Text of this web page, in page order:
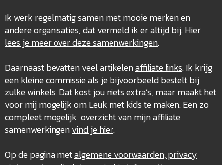
Ik werk regelmatig samen met mooie merken en
andere organisaties, dat vermeld ik er altijd bij.Hier
lees je meer over dezesamenwerkingen.
Daarnaast bevatten veel artikelenaffiliate links. Ik krijg
een kleine commissie als je bijvoorbeeld bestelt bij
zulke winkels. Dat kost jou niets extra’s, maar maakt het
voor mij mogelijk om Leuk met kids te maken. Een zo
compleet mogelijk overzicht van mijn affiliate
samenwerkingenvind je hier.
Op de pagina metalgemene voorwaarden, privacy